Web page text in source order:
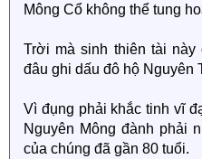
Mông Cổ không thể tung
Trời mà sinh thiên tài
đâu ghi dấu đô hộ Nguyên
Vì đụng phải khắc tinh vĩ
Nguyên Mông đành phải
của chúng đã gần 80 tuổi.